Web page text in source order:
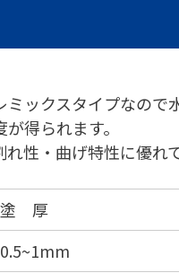
ックスタイプなので
得られます。
性・曲げ特性に優れて
塗 厚
0.5~1mm